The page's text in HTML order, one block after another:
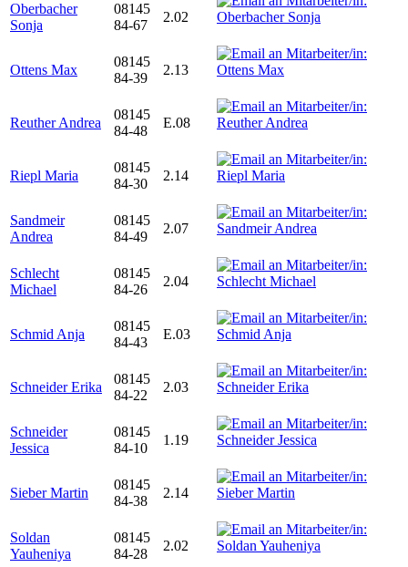
Oberbacher
Sonja
08145
84-67
2.02
Ottens Max
08145
84-39
2.13
Reuther Andrea
08145
84-48
E.08
Riepl Maria
08145
84-30
2.14
Sandmeir
Andrea
08145
84-49
2.07
Schlecht
Michael
08145
84-26
2.04
Schmid Anja
08145
84-43
E.03
Schneider Erika
08145
84-22
2.03
Schneider
Jessica
08145
84-10
1.19
Sieber Martin
08145
84-38
2.14
Soldan
Yauheniya
08145
84-28
2.02